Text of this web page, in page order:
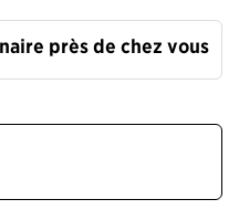
près de chez vous